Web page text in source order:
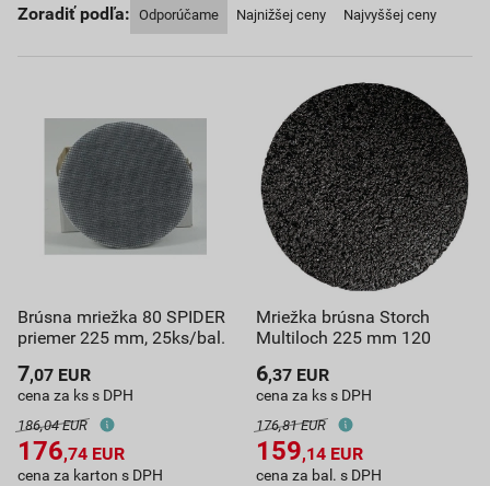
Zoradiť podľa: Odporúčame Najnižšej ceny Najvyššej ceny
Brúsna mriežka 80 SPIDER
priemer 225 mm, 25ks/bal.
7,07 EUR
cena za ks s DPH
186,04 EUR
176,74 EUR
cena za karton s DPH
Mriežka brúsna Storch
Multiloch 225 mm 120
6,37 EUR
cena za ks s DPH
176,81 EUR
159,14 EUR
cena za bal. s DPH